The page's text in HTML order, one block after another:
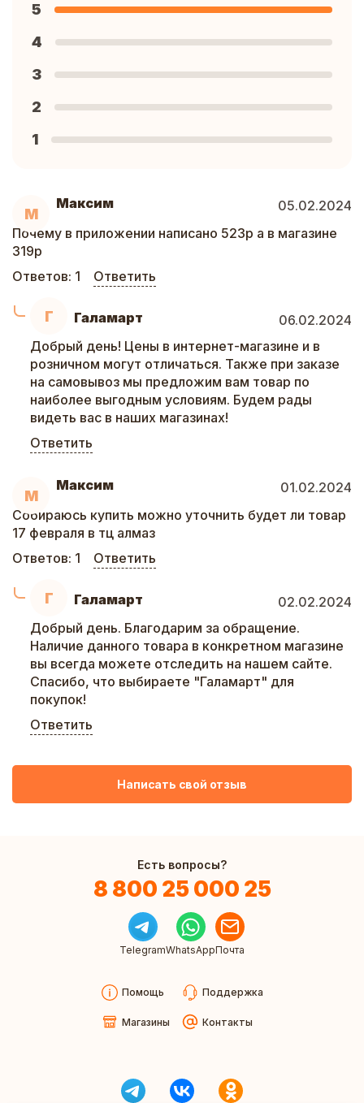
М
Максим
05.02.2024
Почему в приложении написано 523р а в магазине
319р
Ответов: 1 Ответить
Г Галамарт
06.02.2024
Добрый день! Цены в интернет-магазине и в
розничном могут отличаться. Также при заказе
на самовывоз мы предложим вам товар по
наиболее выгодным условиям. Будем рады
видеть вас в наших магазинах!
Ответить
М
Максим
01.02.2024
Собираюсь купить можно уточнить будет ли товар
17 февраля в тц алмаз
Ответов: 1 Ответить
Г Галамарт
02.02.2024
Добрый день. Благодарим за обращение.
Наличие данного товара в конкретном магазине
вы всегда можете отследить на нашем сайте.
Спасибо, что выбираете "Галамарт" для
покупок!
Ответить
5
4
3
2
1
Написать свой отзыв
Есть вопросы?
8 800 25 000 25
TelegramWhatsAppПочта
Помощь Поддержка
Магазины Контакты